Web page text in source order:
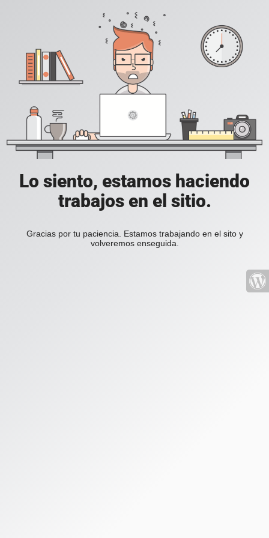
Lo siento, estamos haciendo
trabajos en el sitio.
Gracias por tu paciencia. Estamos trabajando en el sito y
volveremos enseguida.